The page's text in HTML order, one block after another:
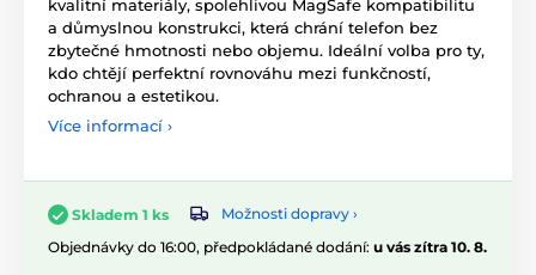
kvalitní materiály, spolehlivou MagSafe kompatibilitu
a důmyslnou konstrukci, která chrání telefon bez
zbytečné hmotnosti nebo objemu. Ideální volba pro ty,
kdo chtějí perfektní rovnováhu mezi funkčností,
ochranou a estetikou.
Více informací ›
Skladem 1 ks
Možnosti dopravy ›
Objednávky do 16:00, předpokládané dodání: u vás zítra 10. 8.